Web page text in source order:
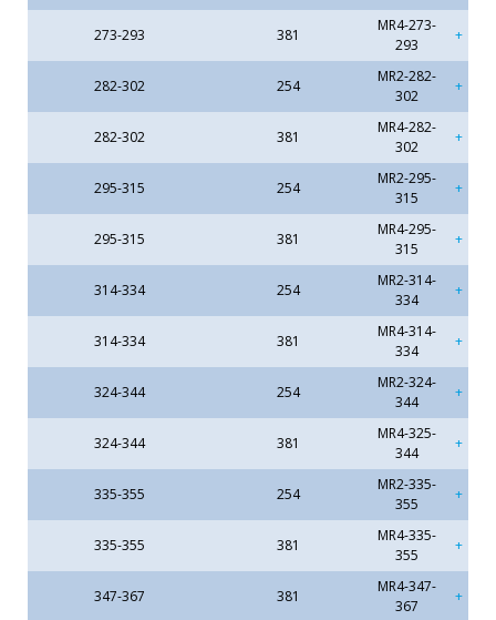
273-293 381
MR4-273-
293
282-302 254
MR2-282-
302
282-302 381
MR4-282-
302
295-315 254
MR2-295-
315
295-315 381
MR4-295-
315
314-334 254
MR2-314-
334
314-334 381
MR4-314-
334
324-344 254
MR2-324-
344
324-344 381
MR4-325-
344
335-355 254
MR2-335-
355
335-355 381
MR4-335-
355
347-367 381
MR4-347-
367